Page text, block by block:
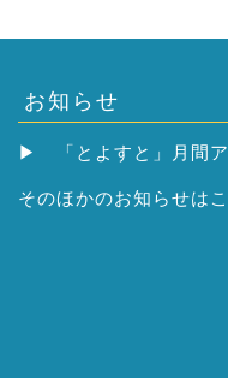
お知らせ
▶ 「とよすと」月間
そのほかのお知らせは